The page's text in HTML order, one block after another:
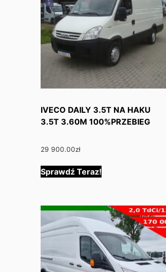
IVECO DAILY 3.5T NA HAKU
3.5T 3.60M 100%PRZEBIEG
29 900.00zł
Sprawdź Teraz!